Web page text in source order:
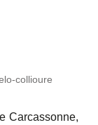
collioure
Carcassonne,